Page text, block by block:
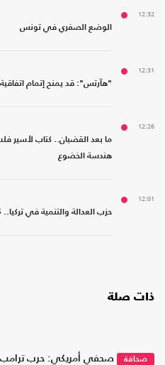
12:32
الوضع الصفري في تونس
12:31
"هآرتس": قد يمنح إتمام
12:26
ما بعد القضبان.. كتاب لأسير
هندسة الخضوع
12:01
حزب العدالة والتنمية في تركيا.. 25 عاماً من الدروس
ذات صلة
صحافة
صحفي أمريكي: حرب ترامب